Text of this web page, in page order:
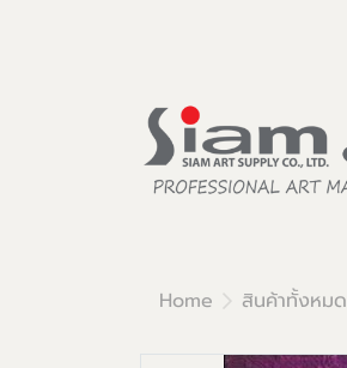
Home สินค้าทั้งหมด